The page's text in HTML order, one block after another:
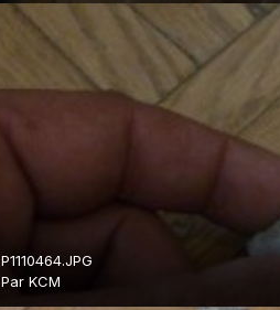
P1110464.JPG
Par KCM